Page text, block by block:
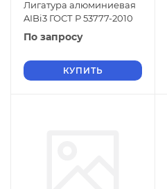
Лигатура алюминиевая
AIBi3 ГОСТ Р 53777-2010
По запросу
КУПИТЬ